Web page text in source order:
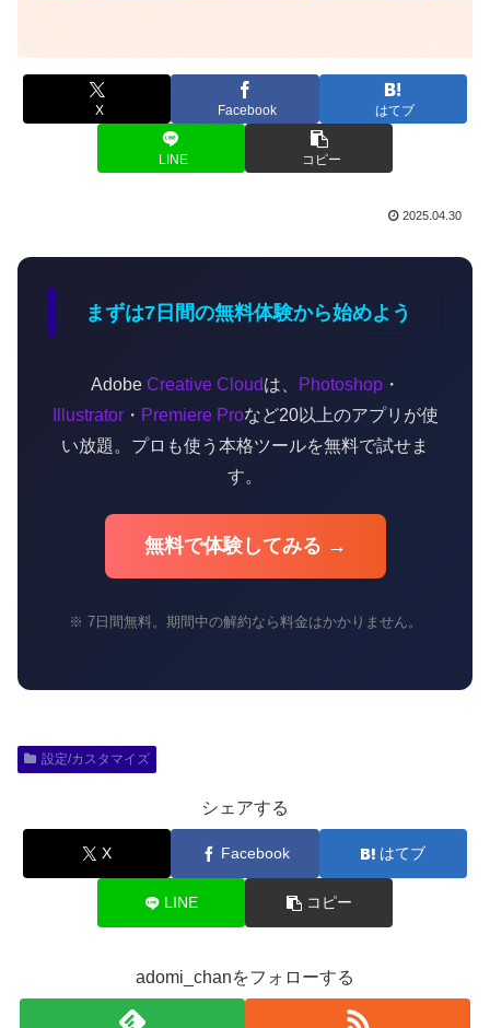
X Facebook はてブ
LINE コピー
2025.04.30
まずは7日間の無料体験から始めよう
Adobe Creative Cloudは、 Photoshop・
Illustrator・ Premiere Proなど20以上のアプリが使
い放題。プロも使う本格ツールを無料で試せま
す。
無料で体験してみる →
※ 7日間無料。期間中の解約なら料金はかかりません。
設定/カスタマイズ
シェアする
X Facebook はてブ
LINE コピー
adomi_chanをフォローする